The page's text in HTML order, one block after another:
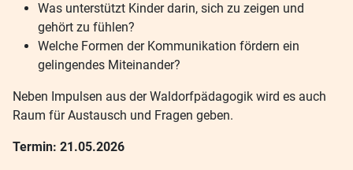
Was unterstützt Kinder darin, sich zu zeigen und
gehört zu fühlen?
Welche Formen der Kommunikation fördern ein
gelingendes Miteinander?
Neben Impulsen aus der Waldorfpädagogik wird es auch
Raum für Austausch und Fragen geben.
Termin: 21.05.2026